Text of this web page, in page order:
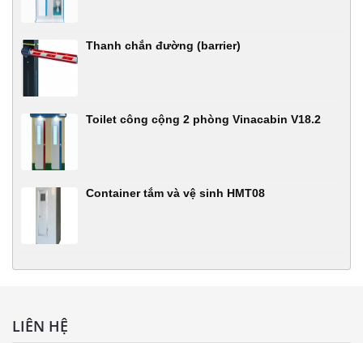
Thanh chắn đường (barrier)
Toilet công cộng 2 phòng Vinacabin V18.2
Container tắm và vệ sinh HMT08
LIÊN HỆ